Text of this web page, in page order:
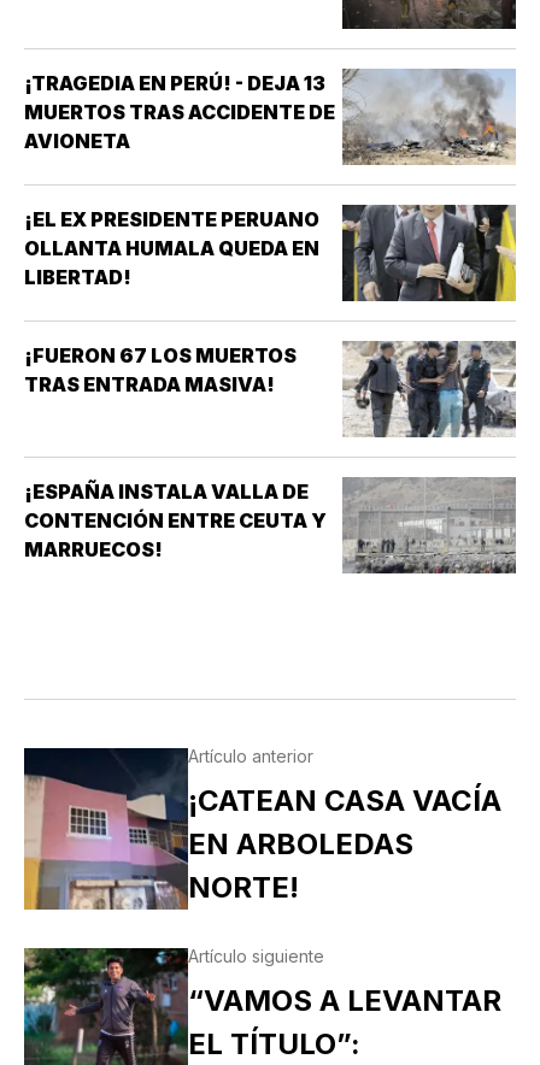
¡TRAGEDIA EN PERÚ! - DEJA 13
MUERTOS TRAS ACCIDENTE DE
AVIONETA
¡EL EX PRESIDENTE PERUANO
OLLANTA HUMALA QUEDA EN
LIBERTAD!
¡FUERON 67 LOS MUERTOS
TRAS ENTRADA MASIVA!
¡ESPAÑA INSTALA VALLA DE
CONTENCIÓN ENTRE CEUTA Y
MARRUECOS!
Artículo anterior
¡CATEAN CASA VACÍA
EN ARBOLEDAS
NORTE!
Artículo siguiente
“VAMOS A LEVANTAR
EL TÍTULO”: